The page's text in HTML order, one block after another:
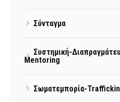
Σύνταγμα
Συστημική-
Mentoring
Σωματεμπορία-